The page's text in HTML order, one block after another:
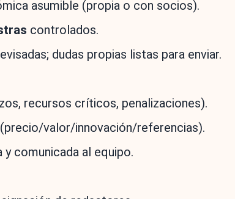
asumible (propia o con socios).
controlados.
dudas propias listas para enviar.
recursos críticos, penalizaciones).
valor/innovación/referencias).
y comunicada al equipo.